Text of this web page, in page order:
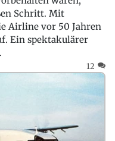
Schritt. Mit
Airline vor 50 Jahren
Ein spektakulärer
12